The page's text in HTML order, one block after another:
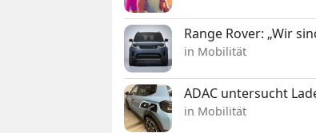
Range Rover: „Wir
in Mobilität
ADAC untersucht
in Mobilität